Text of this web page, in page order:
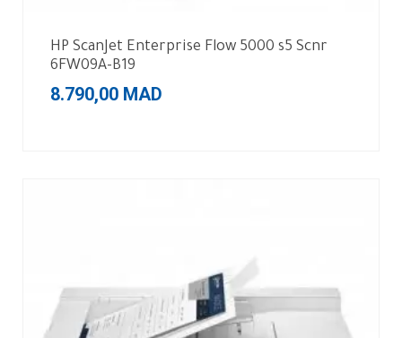
HP ScanJet Enterprise Flow 5000 s5 Scnr
6FW09A-B19
8.790,00 MAD